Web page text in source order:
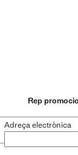
Rep
Adreça electrònica